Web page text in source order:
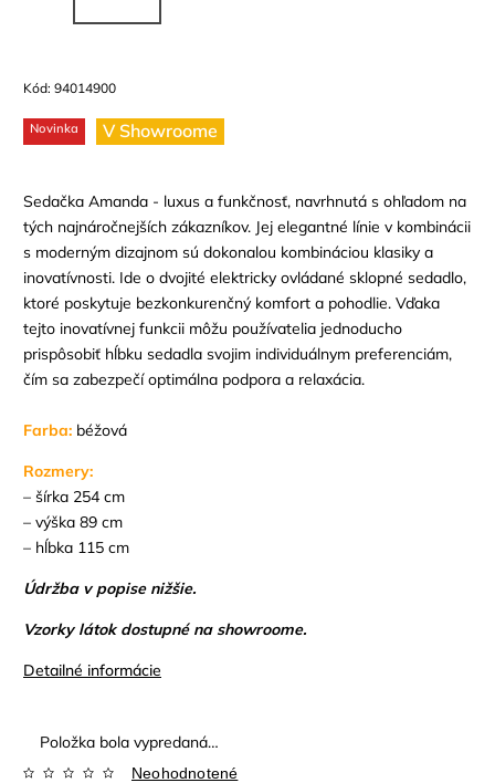
Kód: 94014900
Novinka V Showroome
Sedačka Amanda - luxus a funkčnosť, navrhnutá s ohľadom na
tých najnáročnejších zákazníkov. Jej elegantné línie v kombinácii
s moderným dizajnom sú dokonalou kombináciou klasiky a
inovatívnosti. Ide o dvojité elektricky ovládané sklopné sedadlo,
ktoré poskytuje bezkonkurenčný komfort a pohodlie. Vďaka
tejto inovatívnej funkcii môžu používatelia jednoducho
prispôsobiť hĺbku sedadla svojim individuálnym preferenciám,
čím sa zabezpečí optimálna podpora a relaxácia.
Farba: béžová
Rozmery:
– šírka 254 cm
– výška 89 cm
– hĺbka 115 cm
Údržba v popise nižšie.
Vzorky látok dostupné na showroome.
Detailné informácie
Položka bola vypredaná…
Neohodnotené